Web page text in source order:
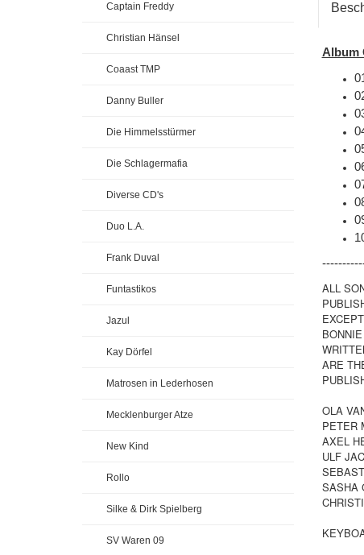
Album
ALL
ARE
OLA
PETER
AXEL
ULF
SASHA
Captain Freddy
Christian Hänsel
Coaast TMP
Danny Buller
Die Himmelsstürmer
Die Schlagermafia
Diverse CD's
Duo L.A.
Frank Duval
Funtastikos
Jazul
Kay Dörfel
Matrosen in Lederhosen
Mecklenburger Atze
New Kind
Rollo
Silke & Dirk Spielberg
SV Waren 09